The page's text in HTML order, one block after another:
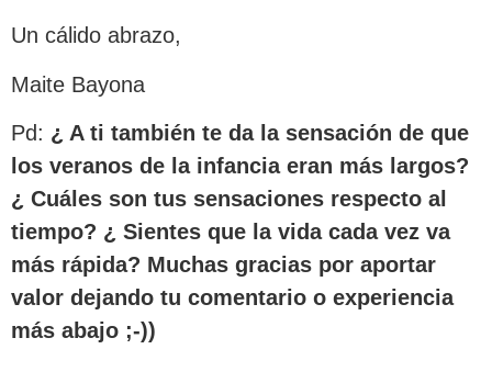
Un cálido abrazo,
Maite Bayona
Pd: ¿ A ti también te da la sensación de que
los veranos de la infancia eran más largos?
¿ Cuáles son tus sensaciones respecto al
tiempo? ¿ Sientes que la vida cada vez va
más rápida? Muchas gracias por aportar
valor dejando tu comentario o experiencia
más abajo ;-))